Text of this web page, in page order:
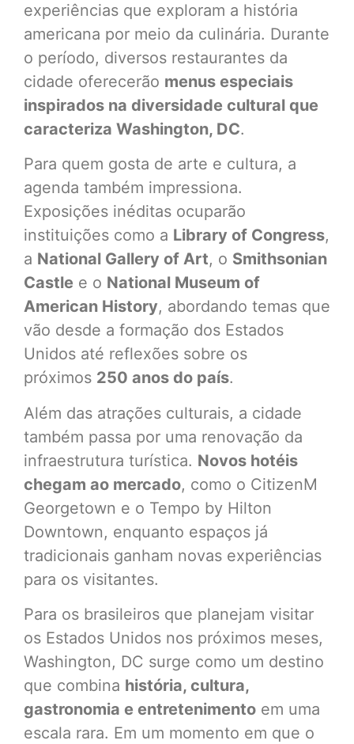
experiências que exploram a história
americana por meio da culinária. Durante
o período, diversos restaurantes da
cidade oferecerão menus especiais
inspirados na diversidade cultural que
caracteriza Washington, DC.
Para quem gosta de arte e cultura, a
agenda também impressiona.
Exposições inéditas ocuparão
instituições como a Library of Congress,
a National Gallery of Art, o Smithsonian
Castle e o National Museum of
American History, abordando temas que
vão desde a formação dos Estados
Unidos até reflexões sobre os
próximos 250 anos do país.
Além das atrações culturais, a cidade
também passa por uma renovação da
infraestrutura turística. Novos hotéis
chegam ao mercado, como o CitizenM
Georgetown e o Tempo by Hilton
Downtown, enquanto espaços já
tradicionais ganham novas experiências
para os visitantes.
Para os brasileiros que planejam visitar
os Estados Unidos nos próximos meses,
Washington, DC surge como um destino
que combina história, cultura,
gastronomia e entretenimento em uma
escala rara. Em um momento em que o